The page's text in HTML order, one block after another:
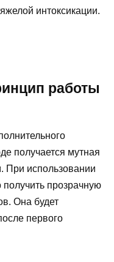
интоксикации.
работы
получается мутная
При использовании
прозрачную
Она будет
первого